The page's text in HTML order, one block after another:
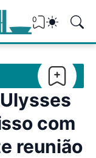
0
com
reunião